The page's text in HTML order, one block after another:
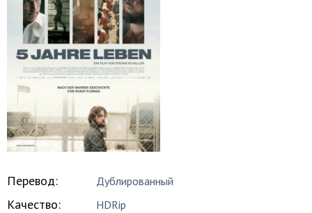
Перевод: Дублированный
Качество: HDRip